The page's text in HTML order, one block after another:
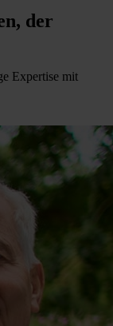
der
Expertise mit